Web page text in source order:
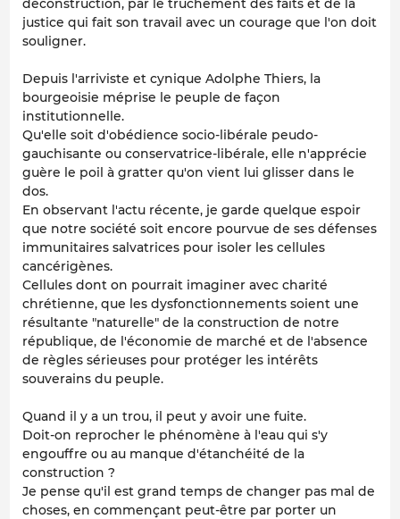
déconstruction, par le truchement des faits et de la
justice qui fait son travail avec un courage que l'on doit
souligner.
Depuis l'arriviste et cynique Adolphe Thiers, la
bourgeoisie méprise le peuple de façon
institutionnelle.
Qu'elle soit d'obédience socio-libérale peudo-
gauchisante ou conservatrice-libérale, elle n'apprécie
guère le poil à gratter qu'on vient lui glisser dans le
dos.
En observant l'actu récente, je garde quelque espoir
que notre société soit encore pourvue de ses défenses
immunitaires salvatrices pour isoler les cellules
cancérigènes.
Cellules dont on pourrait imaginer avec charité
chrétienne, que les dysfonctionnements soient une
résultante "naturelle" de la construction de notre
république, de l'économie de marché et de l'absence
de règles sérieuses pour protéger les intérêts
souverains du peuple.
Quand il y a un trou, il peut y avoir une fuite.
Doit-on reprocher le phénomène à l'eau qui s'y
engouffre ou au manque d'étanchéité de la
construction ?
Je pense qu'il est grand temps de changer pas mal de
choses, en commençant peut-être par porter un